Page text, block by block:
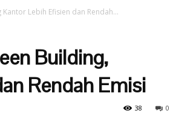
Lebih Efisien dan Rendah...
Building,
Rendah Emisi
0
38